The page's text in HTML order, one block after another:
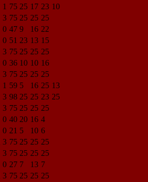
1 75 25 17 23 10
3 75 25 25 25
0 47 9 16 22
0 51 23 13 15
3 75 25 25 25
0 36 10 10 16
3 75 25 25 25
1 59 5 16 25 13
3 98 25 25 23 25
3 75 25 25 25
0 40 20 16 4
0 21 5 10 6
3 75 25 25 25
3 75 25 25 25
0 27 7 13 7
3 75 25 25 25